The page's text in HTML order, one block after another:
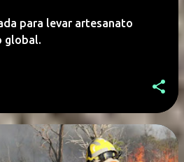
para levar artesanato
global.